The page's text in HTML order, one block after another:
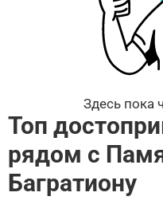
Здесь пока
Топ
рядом с
Багратиону